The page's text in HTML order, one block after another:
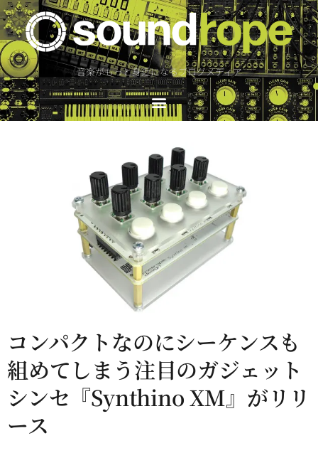
音楽がもっと身近になるブログメディア
コンパクトなのにシーケンスも
組めてしまう注目のガジェット
シンセ『Synthino XM』がリリ
ース